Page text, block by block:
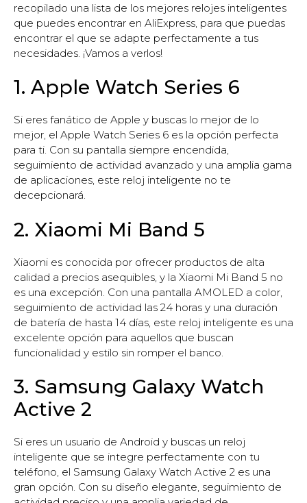
recopilado una lista de los mejores relojes inteligentes
que puedes encontrar en AliExpress, para que puedas
encontrar el que se adapte perfectamente a tus
necesidades. ¡Vamos a verlos!
1. Apple Watch Series 6
Si eres fanático de Apple y buscas lo mejor de lo
mejor, el Apple Watch Series 6 es la opción perfecta
para ti. Con su pantalla siempre encendida,
seguimiento de actividad avanzado y una amplia gama
de aplicaciones, este reloj inteligente no te
decepcionará.
2. Xiaomi Mi Band 5
Xiaomi es conocida por ofrecer productos de alta
calidad a precios asequibles, y la Xiaomi Mi Band 5 no
es una excepción. Con una pantalla AMOLED a color,
seguimiento de actividad las 24 horas y una duración
de batería de hasta 14 días, este reloj inteligente es una
excelente opción para aquellos que buscan
funcionalidad y estilo sin romper el banco.
3. Samsung Galaxy Watch
Active 2
Si eres un usuario de Android y buscas un reloj
inteligente que se integre perfectamente con tu
teléfono, el Samsung Galaxy Watch Active 2 es una
gran opción. Con su diseño elegante, seguimiento de